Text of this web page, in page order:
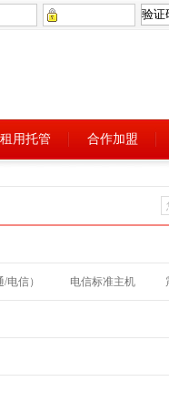
租用托管 合作加盟
电信） 电信标准主机